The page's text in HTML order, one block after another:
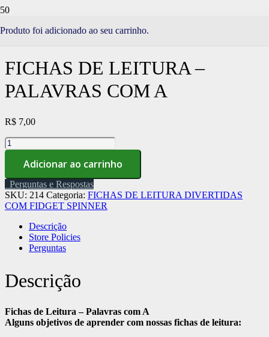
Produto foi adicionado ao seu carrinho.
FIDGET SPINNER/ Fichas de Leitura – Palavras com A
FICHAS DE LEITURA –
PALAVRAS COM A
R$ 7,00
Fichas
de
Leitura
Palavras
com
A
Adicionar ao carrinho
Perguntas e Respostas
SKU: 214 Categoria: FICHAS DE LEITURA DIVERTIDAS
COM FIDGET SPINNER
Descrição
Store Policies
Perguntas
Descrição
Fichas de Leitura – Palavras com A
Alguns objetivos de aprender com nossas fichas de leitura: